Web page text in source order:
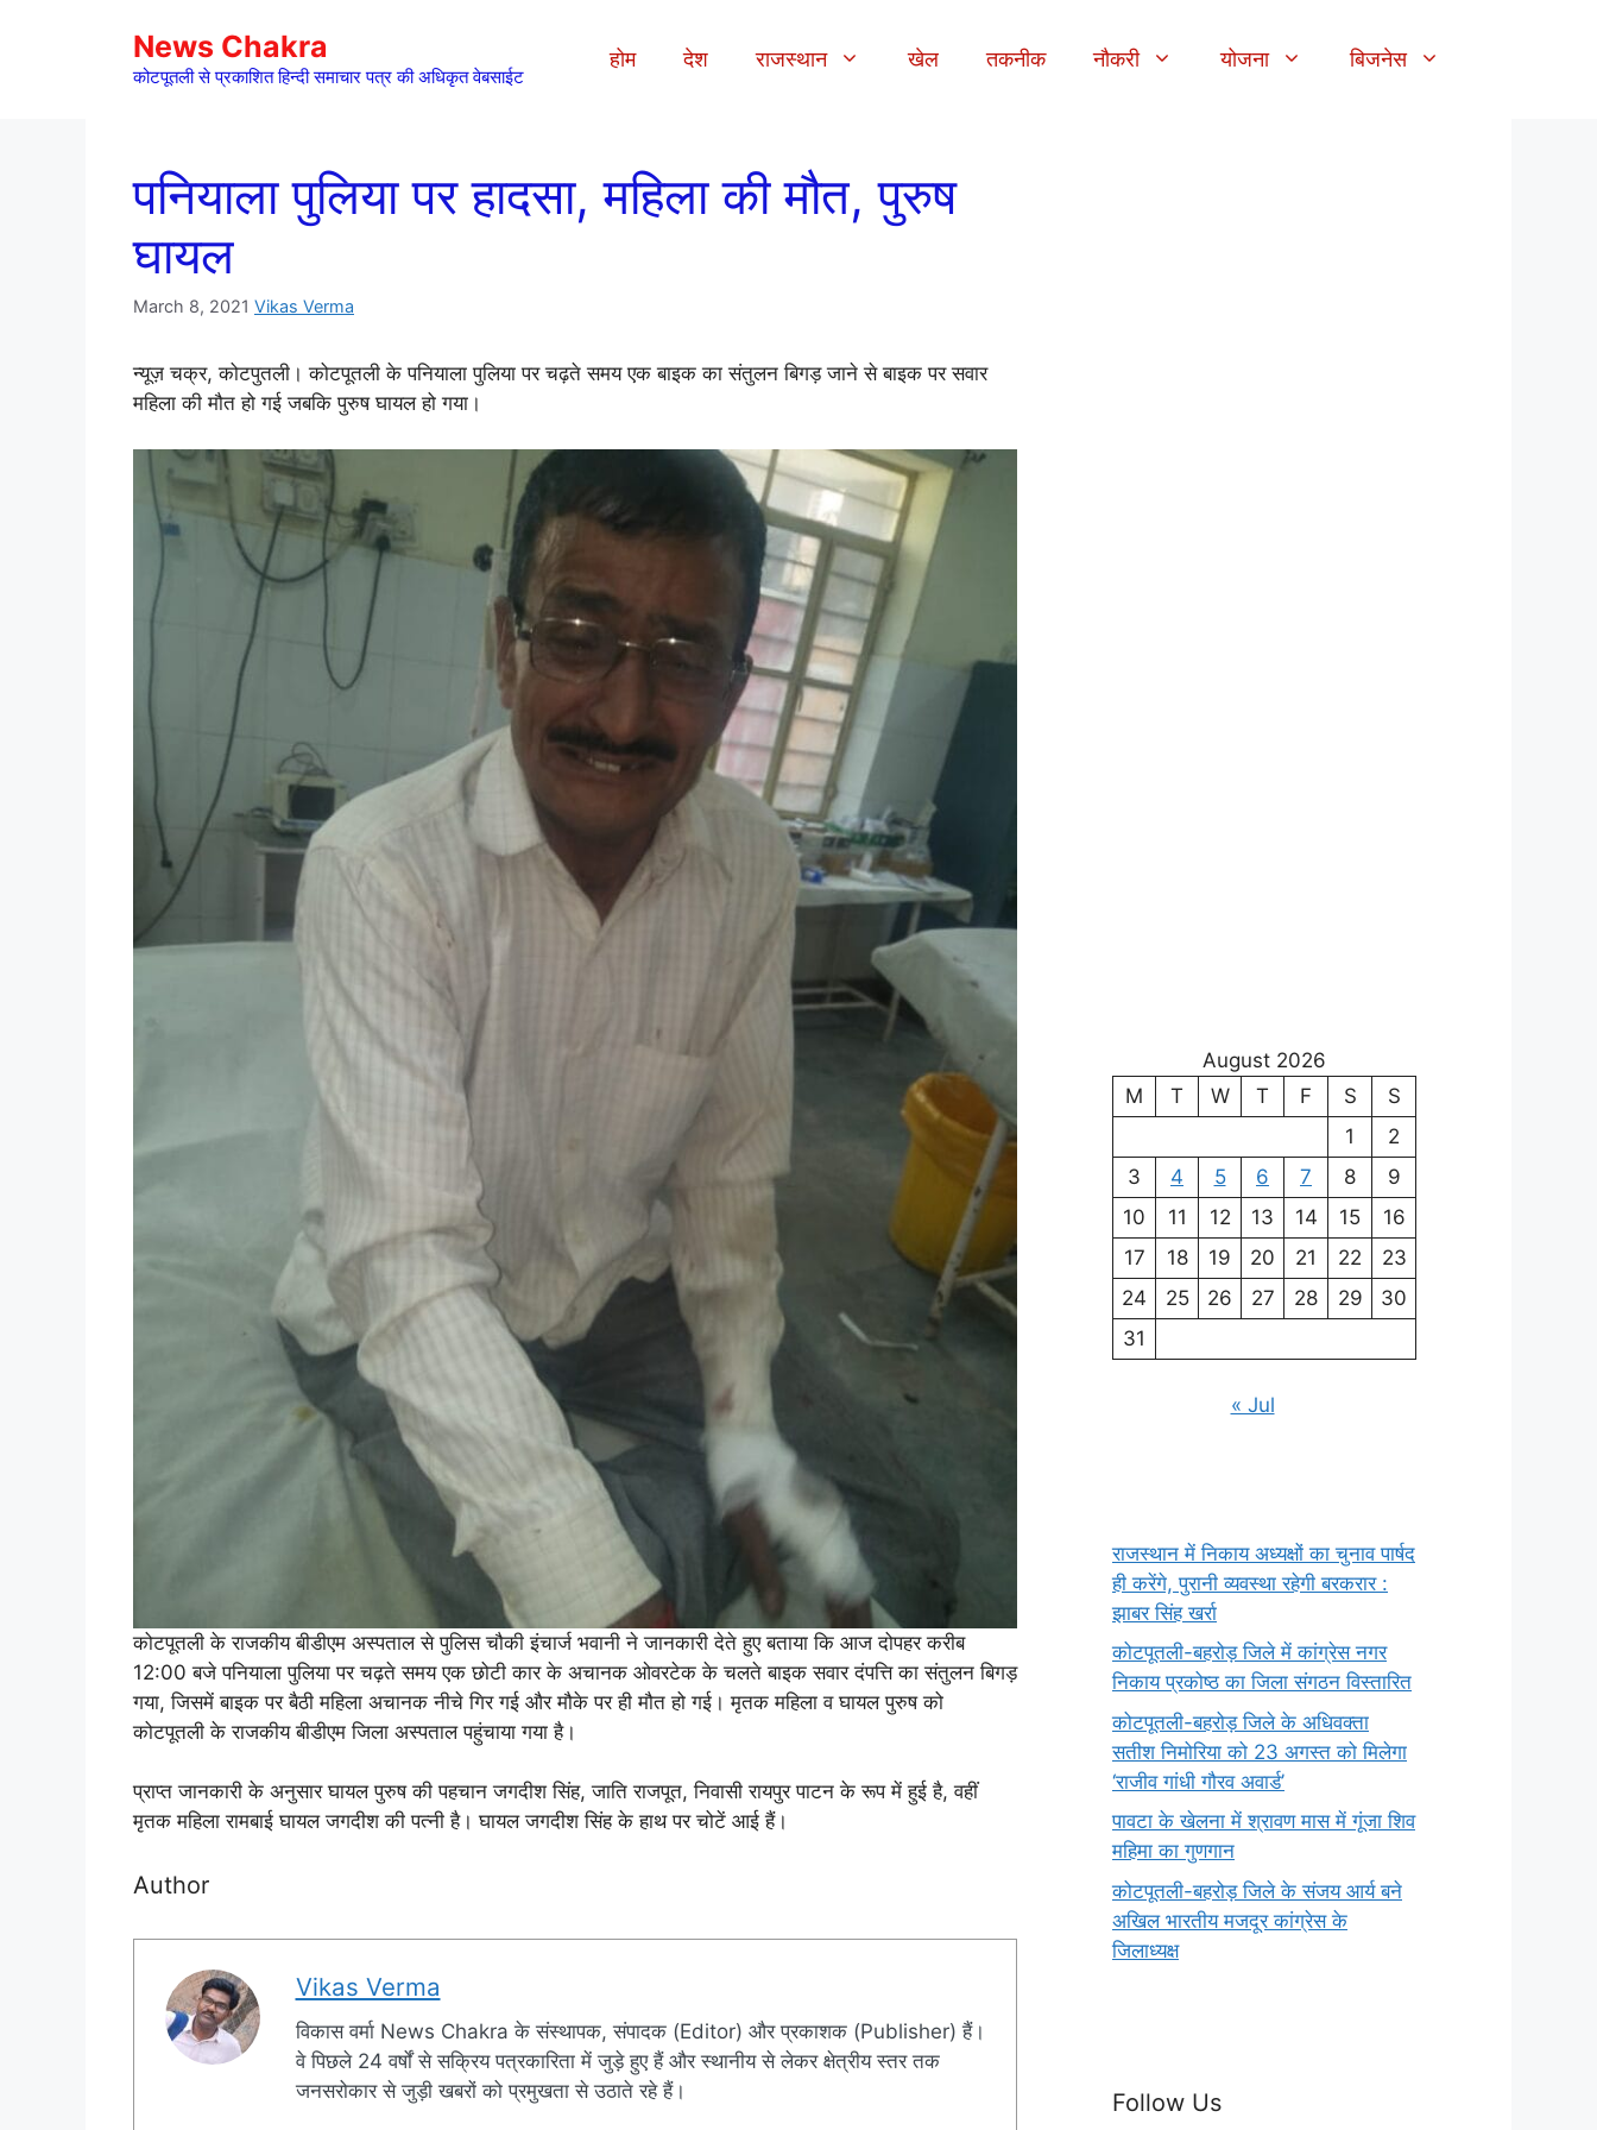
News Chakra
कोटपूतली से प्रकाशित हिन्दी समाचार पत्र की अधिकृत वेबसाईट
होम देश राजस्थान खेल तकनीक नौकरी योजना बिजनेस
पनियाला पुलिया पर हादसा, महिला की मौत, पुरुष
घायल
March 8, 2021 Vikas Verma
न्यूज़ चक्र, कोटपुतली। कोटपूतली के पनियाला पुलिया पर चढ़ते समय एक बाइक का संतुलन बिगड़ जाने से बाइक पर सवार
महिला की मौत हो गई जबकि पुरुष घायल हो गया।
कोटपूतली के राजकीय बीडीएम अस्पताल से पुलिस चौकी इंचार्ज भवानी ने जानकारी देते हुए बताया कि आज दोपहर करीब
12:00 बजे पनियाला पुलिया पर चढ़ते समय एक छोटी कार के अचानक ओवरटेक के चलते बाइक सवार दंपत्ति का संतुलन बिगड़
गया, जिसमें बाइक पर बैठी महिला अचानक नीचे गिर गई और मौके पर ही मौत हो गई। मृतक महिला व घायल पुरुष को
कोटपूतली के राजकीय बीडीएम जिला अस्पताल पहुंचाया गया है।
प्राप्त जानकारी के अनुसार घायल पुरुष की पहचान जगदीश सिंह, जाति राजपूत, निवासी रायपुर पाटन के रूप में हुई है, वहीं
मृतक महिला रामबाई घायल जगदीश की पत्नी है। घायल जगदीश सिंह के हाथ पर चोटें आई हैं।
Author
Vikas Verma
विकास वर्मा News Chakra के संस्थापक, संपादक (Editor) और प्रकाशक (Publisher) हैं।
वे पिछले 24 वर्षों से सक्रिय पत्रकारिता में जुड़े हुए हैं और स्थानीय से लेकर क्षेत्रीय स्तर तक
जनसरोकार से जुड़ी खबरों को प्रमुखता से उठाते रहे हैं।
August 2026
M
T W T F S
S
1
2
3
4 5 6 7 8
9
10
11 12 13 14 15
16
17
18 19 20 21 22
23
24
25 26 27 28 29
30
31
« Jul
राजस्थान में निकाय अध्यक्षों का चुनाव पार्षद
ही करेंगे, पुरानी व्यवस्था रहेगी बरकरार :
झाबर सिंह खर्रा
कोटपूतली-बहरोड़ जिले में कांग्रेस नगर
निकाय प्रकोष्ठ का जिला संगठन विस्तारित
कोटपूतली-बहरोड़ जिले के अधिवक्ता
सतीश निमोरिया को 23 अगस्त को मिलेगा
‘राजीव गांधी गौरव अवार्ड’
पावटा के खेलना में श्रावण मास में गूंजा शिव
महिमा का गुणगान
कोटपूतली-बहरोड़ जिले के संजय आर्य बने
अखिल भारतीय मजदूर कांग्रेस के
जिलाध्यक्ष
Follow Us